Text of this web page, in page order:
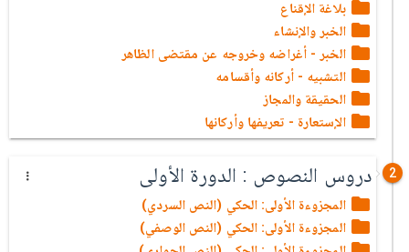
بلاغة الإقناع
الخبر والإنشاء
الخبر - أغراضه وخروجه عن مقتضى الظاهر
التشبيه - أركانه وأقسامه
الحقيقة والمجاز
الإستعارة - تعريفها وأركانها
2 دروس النصوص : الدورة الأولى
المجزوءة الأولى: الحكي (النص السردي)
المجزوءة الأولى: الحكي (النص الوصفي)